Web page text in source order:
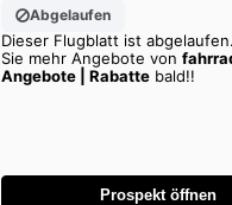
Abgelaufen
Dieser Flugblatt ist
Sie mehr Angebote von
Angebote | Rabatte bald!!
Prospekt öffnen